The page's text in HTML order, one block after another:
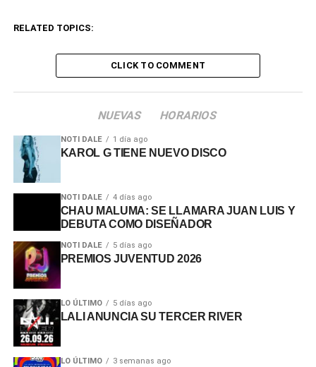
RELATED TOPICS:
CLICK TO COMMENT
NUEVAS HORARIOS
NOTI DALE 1 día ago
KAROL G TIENE NUEVO DISCO
NOTI DALE 4 días ago
CHAU MALUMA: SE LLAMARA JUAN LUIS Y
DEBUTA COMO DISEÑADOR
NOTI DALE 5 días ago
PREMIOS JUVENTUD 2026
LO ÚLTIMO 5 días ago
LALI ANUNCIA SU TERCER RIVER
LO ÚLTIMO 3 semanas ago